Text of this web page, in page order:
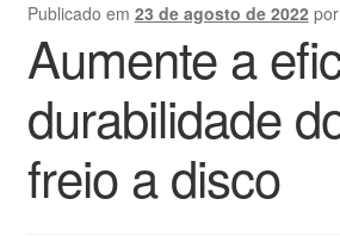
Lojas Físicas
Manutenção E-Bikes
Locação de Bicicletas
Publicado em 23 de agosto de 2022 por
Aumente a
durabilidade
freio a disco